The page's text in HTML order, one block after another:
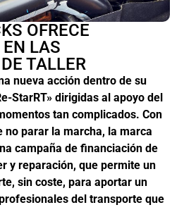
OFRECE
LAS
TALLER
nueva acción dentro de su
StarRT» dirigidas al apoyo del
tan complicados. Con
no parar la marcha, la marca
campaña de financiación de
y reparación, que permite un
sin coste, para aportar un
del transporte que